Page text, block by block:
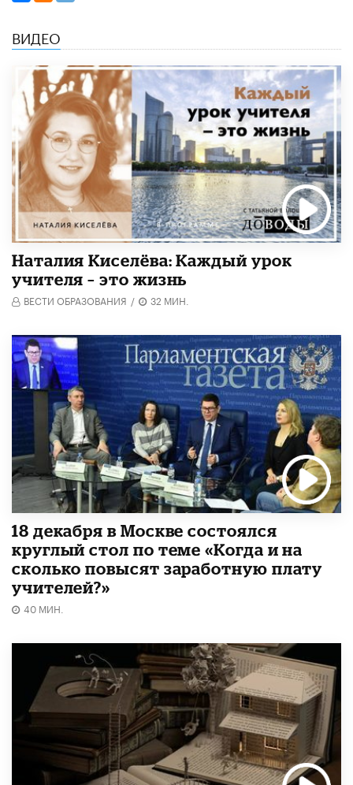
ВИДЕО
Наталия Киселёва: Каждый урок
учителя – это жизнь
ВЕСТИ ОБРАЗОВАНИЯ / 32 МИН.
18 декабря в Москве состоялся
круглый стол по теме «Когда и на
сколько повысят заработную плату
учителей?»
40 МИН.